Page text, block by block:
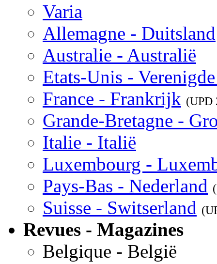
Varia
Allemagne - Duitsland
Australie - Australië
Etats-Unis -
France - Frankrijk (UPD
Grande-Bretagne -
Italie - Italië
Luxembourg -
Pays-Bas - Nederland
Suisse - Switserland
Revues - Magazines
Belgique - België